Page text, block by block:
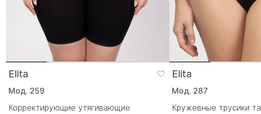
Elita
Мод. 259
Корректирующие утягивающие
Elita
Мод. 287
Кружевные трусики